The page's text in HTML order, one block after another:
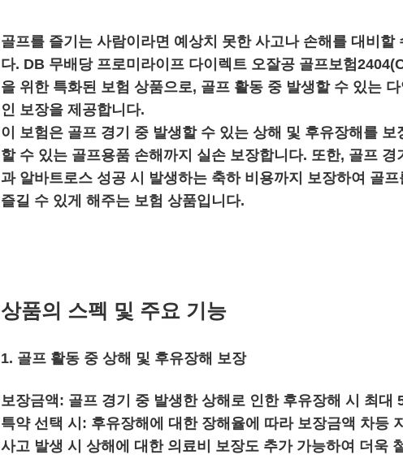
골프를 즐기는 사람이라면 예상치 못한 사고나 손해를 대비할
다. DB 무배당 프로미라이프 다이렉트 오잘공 골프보험
을 위한 특화된 보험 상품으로, 골프 활동 중 발생할 수 있는
인 보장을 제공합니다.
이 보험은 골프 경기 중 발생할 수 있는 상해 및 후유장해를 보
할 수 있는 골프용품 손해까지 실손 보장합니다. 또한, 골프 경
과 알바트로스 성공 시 발생하는 축하 비용까지 보장하여 골
즐길 수 있게 해주는 보험 상품입니다.
상품의 스펙 및 주요 기능
1. 골프 활동 중 상해 및 후유장해 보장
보장금액: 골프 경기 중 발생한 상해로 인한 후유장해 시 최대
특약 선택 시: 후유장해에 대한 장해율에 따라 보장금액 차등
사고 발생 시 상해에 대한 의료비 보장도 추가 가능하여 더욱